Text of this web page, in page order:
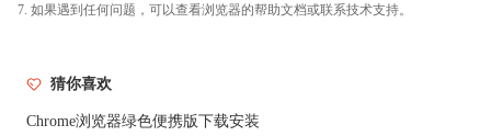
7. 如果遇到任何问题，可以查看浏览器的帮助文档或联系技术支持。
猜你喜欢
Chrome浏览器绿色便携版下载安装